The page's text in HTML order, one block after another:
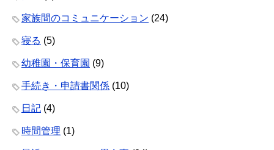
家族間のコミュニケーション (24)
寝る (5)
幼稚園・保育園 (9)
手続き・申請書関係 (10)
日記 (4)
時間管理 (1)